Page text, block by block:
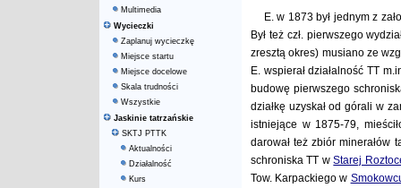
Multimedia
Wycieczki
Zaplanuj wycieczkę
Miejsce startu
Miejsce docelowe
Skala trudności
Wszystkie
Jaskinie tatrzańskie
SKTJ PTTK
Aktualności
Działalność
Kurs
E. w 1873 był jednym z
Był też czł. pierwszego
zresztą okres) musiano ze
E. wspierał działalność TT
budowę pierwszego
działkę uzyskał od górali w
istniejące w 1875-79,
darował też zbiór minerałów
schroniska TT wStarej
Tow. Karpackiego w